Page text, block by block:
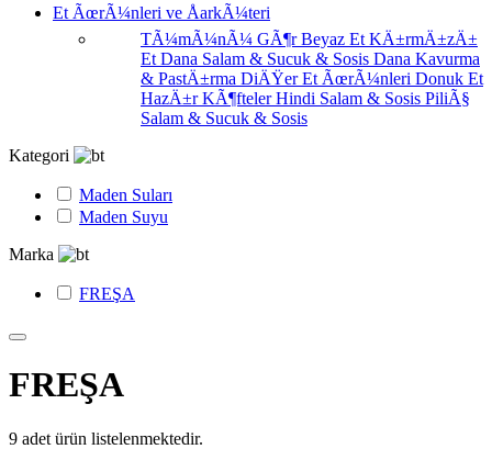
Et ÃœrÃ¼nleri ve ÅarkÃ¼teri
TÃ¼mÃ¼nÃ¼ GÃ¶rBeyaz Et KÄ±rmÄ±zÄ±
Et Dana Salam & Sucuk & Sosis Dana Kavurma
& PastÄ±rma DiÄŸer Et ÃœrÃ¼nleri Donuk Et
HazÄ±r KÃ¶ftelerHindi Salam & Sosis PiliÃ§
Salam & Sucuk & Sosis
Kategori
Maden Suları
Maden Suyu
Marka
FREŞA
FREŞA
9 adet ürün listelenmektedir.